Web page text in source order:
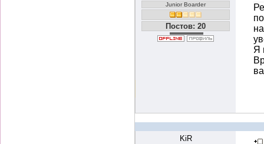
Junior Boarder
Постов: 20
Я
KiR